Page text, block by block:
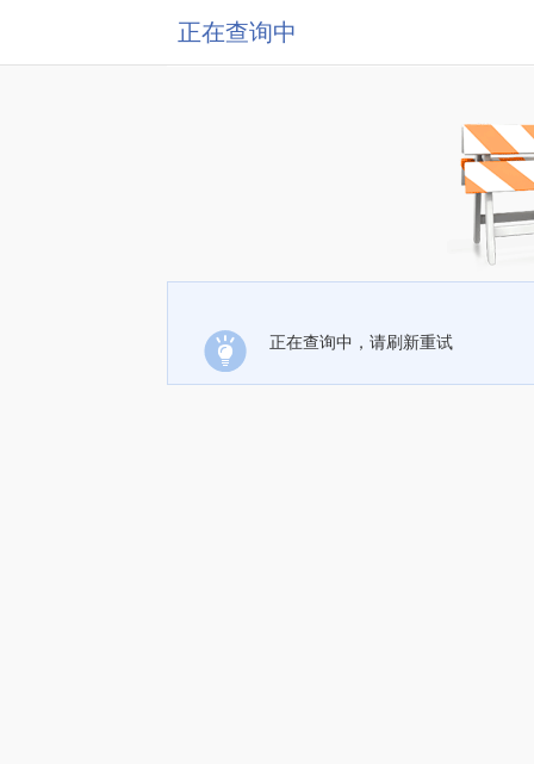
正在查询中
正在查询中，请刷新重试